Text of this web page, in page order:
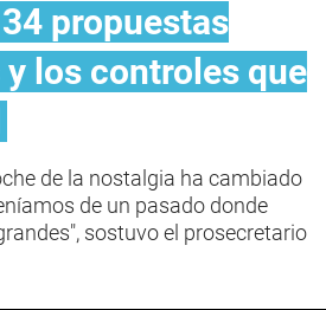
propuestas
los controles que
de la nostalgia ha cambiado
de un pasado donde
sostuvo el prosecretario